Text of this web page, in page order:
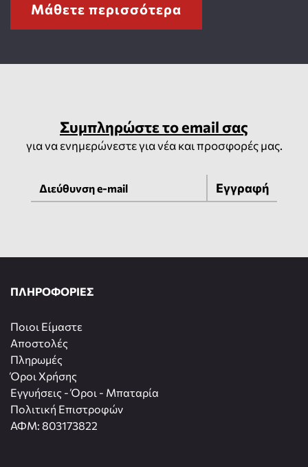
Μάθετε περισσότερα
Συμπληρώστε το email σας
για να ενημερώνεστε για νέα και προσφορές μας.
Εγγραφή
ΠΛΗΡΟΦΟΡΙΕΣ
Ποιοι Είμαστε
Αποστολές
Πληρωμές
Όροι Χρήσης
Εγγυήσεις - Όροι - Μπαταρία
Πολιτική Επιστροφών
ΑΦΜ: 803173822